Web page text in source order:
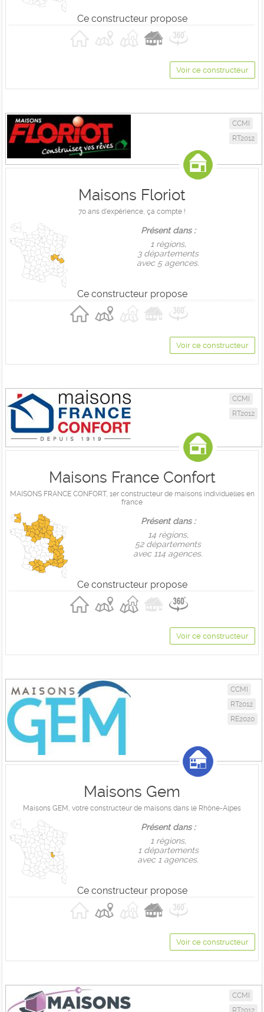
Ce constructeur propose
Voir ce constructeur
CCMI
RT2012
Maisons Floriot
70 ans d'expérience, ça compte !
Présent dans :
1 règions,
3 départements
avec 5 agences.
Ce constructeur propose
Voir ce constructeur
CCMI
RT2012
Maisons France Confort
MAISONS FRANCE CONFORT, 1er constructeur de maisons individuelles en
france
Présent dans :
14 règions,
52 départements
avec 114 agences.
Ce constructeur propose
Voir ce constructeur
CCMI
RT2012
RE2020
Maisons Gem
Maisons GEM, votre constructeur de maisons dans le Rhône-Alpes
Présent dans :
1 règions,
1 départements
avec 1 agences.
Ce constructeur propose
Voir ce constructeur
CCMI
RT2012